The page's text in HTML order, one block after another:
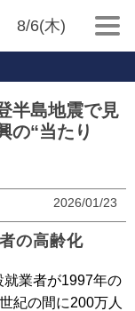
8/6(木)
半島地震で見
の“当たり
2026/01/23
の高齢化
業者が1997年の
紀の間に200万人